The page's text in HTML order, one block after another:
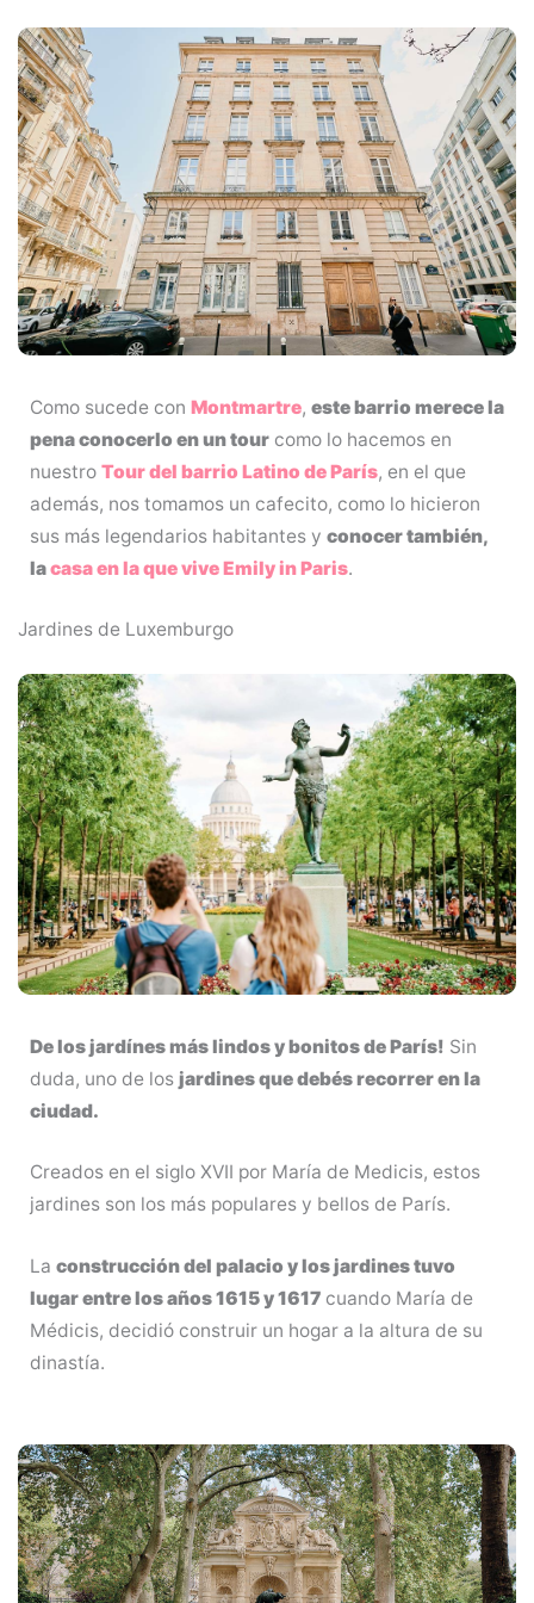
Como sucede con Montmartre, este barrio merece la
pena conocerlo en un tour como lo hacemos en
nuestro Tour del barrio Latino de París, en el que
además, nos tomamos un cafecito, como lo hicieron
sus más legendarios habitantes y conocer también,
lacasa en la que vive Emily in Paris.
Jardines de Luxemburgo
De los jardínes más lindos y bonitos de París! Sin
duda, uno de los jardines que debés recorrer en la
ciudad.
Creados en el siglo XVII por María de Medicis, estos
jardines son los más populares y bellos de París.
La construcción del palacio y los jardines tuvo
lugar entre los años 1615 y 1617 cuando María de
Médicis, decidió construir un hogar a la altura de su
dinastía.